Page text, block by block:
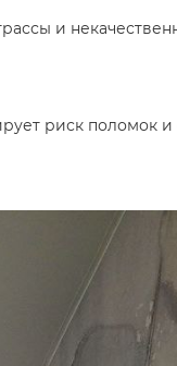
и
риск поломок и